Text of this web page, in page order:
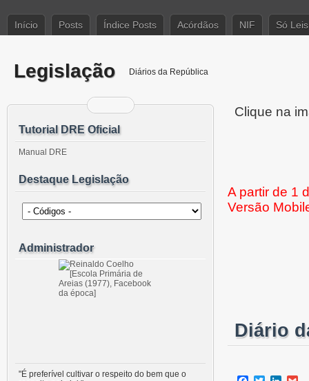
Início Posts Índice Posts Acórdãos NIF Só Leis
Legislação Diários da República
Clique na
A partir de 1
Versão
Diário
Tutorial DRE Oficial
Manual DRE
Destaque Legislação
Administrador
"É preferível cultivar o respeito do bem que o